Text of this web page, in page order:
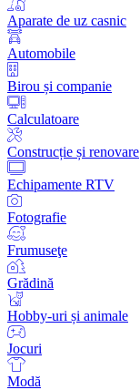
Aparate de uz casnic
Automobile
Birou și companie
Calculatoare
Construcție și renovare
Echipamente RTV
Fotografie
Frumuseţe
Grădină
Hobby-uri și animale
Jocuri
Modă